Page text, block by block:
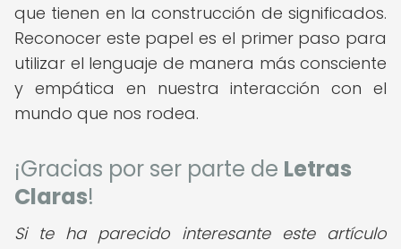
que tienen en la construcción de significados.
Reconocer este papel es el primer paso para
utilizar el lenguaje de manera más consciente
y empática en nuestra interacción con el
mundo que nos rodea.
¡Gracias por ser parte de Letras
Claras!
Si te ha parecido interesante este artículo